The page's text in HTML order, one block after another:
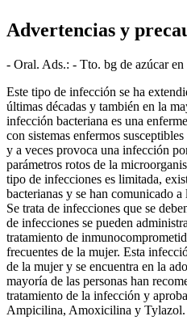
Advertencias y
- Oral. Ads.: - Tto. bg de azúcar en
Este tipo de infección se ha
últimas décadas y también en la
infección bacteriana es una
con sistemas enfermos
y a veces provoca una infección
parámetros rotos de la
tipo de infecciones es limitada,
bacterianas y se han comunicado a
Se trata de infecciones que se
de infecciones se pueden
tratamiento de
frecuentes de la mujer. Esta
de la mujer y se encuentra en la
mayoría de las personas han
tratamiento de la infección y
Ampicilina, Amoxicilina y Tylazol.